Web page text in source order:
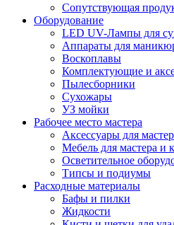
Сопутствующая
Оборудование
LED UV-Лампы для
Аппараты для
Воскоплавы
Комплектующие и
Пылесборники
Сухожары
УЗ мойки
Рабочее место мастера
Аксессуары для
Мебель для мастера и
Осветительное
Типсы и подиумы
Расходные материалы
Бафы и пилки
Жидкости